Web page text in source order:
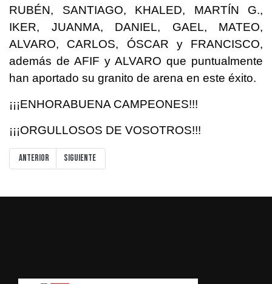
RUBÉN, SANTIAGO, KHALED, MARTÍN G.,
IKER, JUANMA, DANIEL, GAEL, MATEO,
ALVARO, CARLOS, ÓSCAR y FRANCISCO,
además de AFIF y ALVARO que puntualmente
han aportado su granito de arena en este éxito.
¡¡¡ENHORABUENA CAMPEONES!!!
¡¡¡ORGULLOSOS DE VOSOTROS!!!
Artículo anterior: PRUEBAS DE ACCESO
Anterior Artículo siguiente: ¡¡¡ CAMPEONES !!!
Siguiente